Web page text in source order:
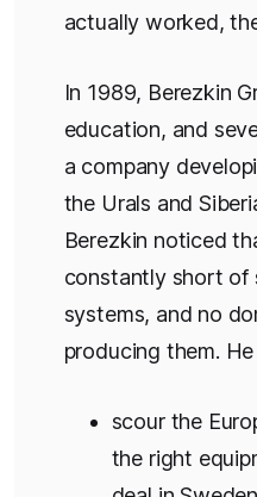
actually worked,
In 1989, Berezkin
education, and
a company
the Urals and
Berezkin noticed
constantly short of
systems, and no
producing them.
scour the
the right